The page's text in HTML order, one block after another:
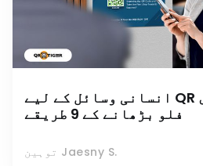
انسانی وسائل کے لیے QR کوڈ: پیداواری
فلو بڑھانے کے 9 طریقے
توہین Jaesny S.